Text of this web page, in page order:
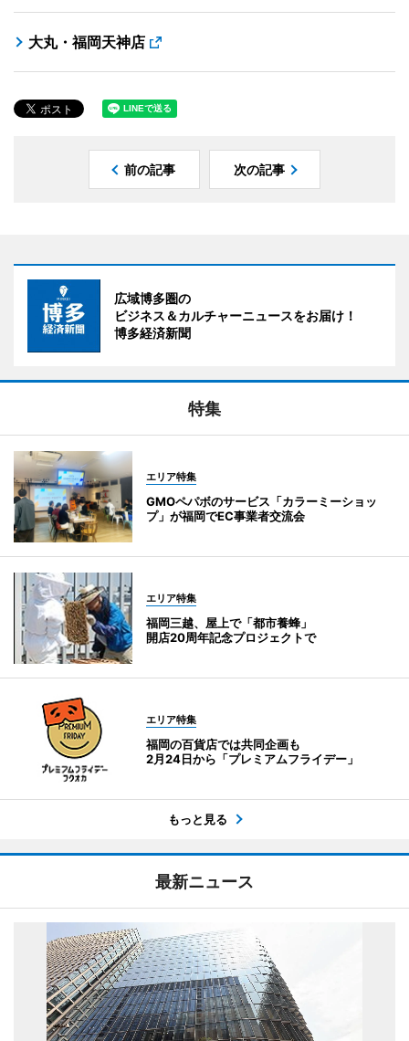
大丸・福岡天神店
前の記事 次の記事
広域博多圏の
ビジネス＆カルチャーニュースをお届け！
博多経済新聞
特集
エリア特集
GMOペパボのサービス「カラーミーショッ
プ」が福岡でEC事業者交流会
エリア特集
福岡三越、屋上で「都市養蜂」
開店20周年記念プロジェクトで
エリア特集
福岡の百貨店では共同企画も
2月24日から「プレミアムフライデー」
もっと見る
最新ニュース